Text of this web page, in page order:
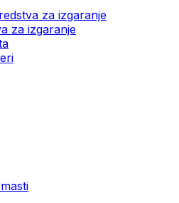
za izgaranje
za izgaranje